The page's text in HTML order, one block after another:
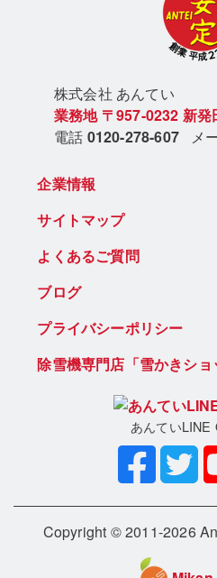
株式会社 あんてい
業務地 〒957-0232 新発
電話 0120-278-607 メ
企業情報
サイトマップ
よくあるご質問
ブログ
プライバシーポリシー
除雪機専門店「雪かきショ
あんていLINE
Copyright © 2011-2026